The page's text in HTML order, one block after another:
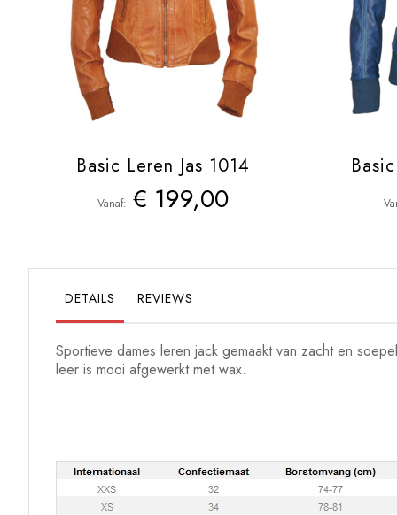
Basic Leren Jas 1014
Vanaf € 199,00
DETAILS REVIEWS
Sportieve dames leren jack gemaakt van zacht en
leer is mooi afgewerkt met wax.